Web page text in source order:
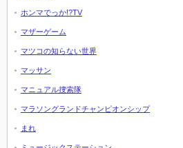
ホンマでっか!?TV
マザーゲーム
マツコの知らない世界
マッサン
マニュアル捜索隊
マラソングランドチャンピオンシップ
まれ